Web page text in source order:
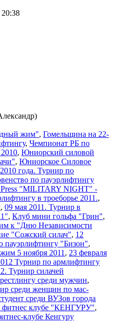
жим", Гомельщина на 22-
, Чемпионат РБ по
, Юниорский силовой
, Юниорское Силовое
года. Турнир по
по пауэрлифтингу
Press "MILITARY NIGHT" -
в троеборье 2011.,
, 09 мая 2011. Турнир в
, Клуб мини гольфа "Грин",
к "Дню Независимости
"Сожский силач", 12
пауэрлифтингу "Бизон",
5 ноября 2011 , 23 февраля
Турнир по армлифтингу
Турнир силачей
среди мужчин,
среди женщин по мас-
среди ВУЗов города
фитнес клубе "КЕНГУРУ",
клубе Кенгуру